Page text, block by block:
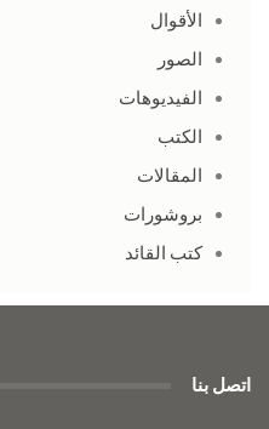
الأقوال
الصور
الفيديوهات
الكتب
المقالات
بروشورات
كتب القائد
اتصل بنا